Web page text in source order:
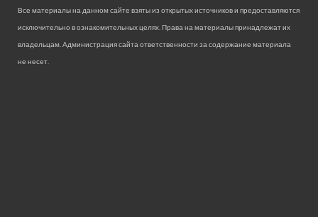
Все материалы на данном сайте взяты из открытых источников и предоставляются
исключительно в ознакомительных целях. Права на материалы принадлежат их
владельцам. Администрация сайта ответственности за содержание материала
не несет.